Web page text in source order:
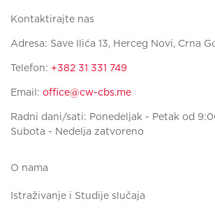
Kontaktirajte nas
Adresa: Save Ilića 13, Herceg Novi, Crna
Telefon: +382 31 331 749
Email: office@cw-cbs.me
Radni dani/sati: Ponedeljak - Petak od
Subota - Nedelja zatvoreno
O nama
Istraživanje i Studije slučaja